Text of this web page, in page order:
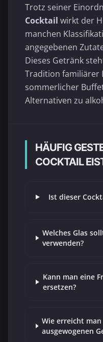
Trotz seiner
Cocktail wirkt der
manchen
angegebenen
Dieses Getränk
Tradition familiärer
sommerlicher
Alternativen zu
HÄUFIG
COCKTAIL
Ist dieser
Welches Glas
verwenden?
Kann man eine
ersetzen?
Wie erreicht
ausgewogenen